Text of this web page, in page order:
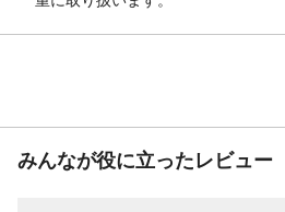
みんなが役に立ったレビュー